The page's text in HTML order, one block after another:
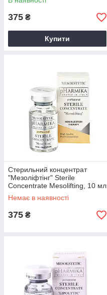
375 ₴
Купити
Стерильний концентрат
"Мезоліфтінг" Sterile
Concentrate Mesolifting, 10 мл
Немає в наявності
375 ₴